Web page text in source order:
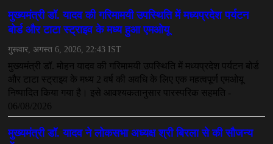
महादेव ऐप केस में बड़ा एक्शन, सौरभ चंद्राकर हिरासत में
July 08, 2026
CHHATTISGARH
तीजन बाई को याद करेगा छत्तीसगढ़ का लोक कला जगत
July 07, 2026